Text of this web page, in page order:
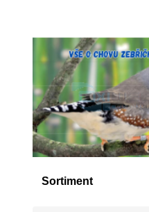
Sortiment